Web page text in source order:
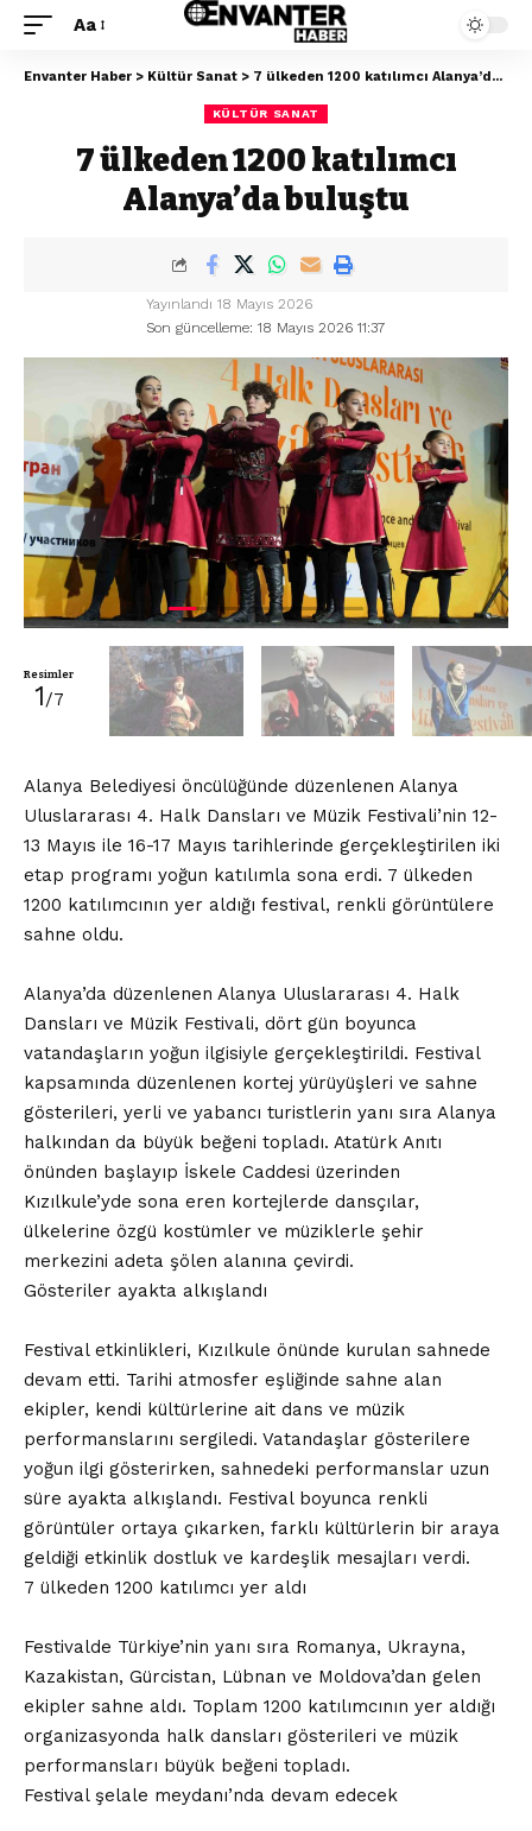
Aa
Envanter Haber > Kültür Sanat > 7 ülkeden 1200 katılımcı Alanya’da buluştu
KÜLTÜR SANAT
7 ülkeden 1200 katılımcı
Alanya’da buluştu
Son güncelleme: 18 Mayıs 2026 11:37
Yayınlandı 18 Mayıs 2026
Resimler
1/7
Alanya Belediyesi öncülüğünde düzenlenen Alanya
Uluslararası 4. Halk Dansları ve Müzik Festivali’nin 12-
13 Mayıs ile 16-17 Mayıs tarihlerinde gerçekleştirilen iki
etap programı yoğun katılımla sona erdi. 7 ülkeden
1200 katılımcının yer aldığı festival, renkli görüntülere
sahne oldu.
Alanya’da düzenlenen Alanya Uluslararası 4. Halk
Dansları ve Müzik Festivali, dört gün boyunca
vatandaşların yoğun ilgisiyle gerçekleştirildi. Festival
kapsamında düzenlenen kortej yürüyüşleri ve sahne
gösterileri, yerli ve yabancı turistlerin yanı sıra Alanya
halkından da büyük beğeni topladı. Atatürk Anıtı
önünden başlayıp İskele Caddesi üzerinden
Kızılkule’yde sona eren kortejlerde dansçılar,
ülkelerine özgü kostümler ve müziklerle şehir
merkezini adeta şölen alanına çevirdi.
Gösteriler ayakta alkışlandı
Festival etkinlikleri, Kızılkule önünde kurulan sahnede
devam etti. Tarihi atmosfer eşliğinde sahne alan
ekipler, kendi kültürlerine ait dans ve müzik
performanslarını sergiledi. Vatandaşlar gösterilere
yoğun ilgi gösterirken, sahnedeki performanslar uzun
süre ayakta alkışlandı. Festival boyunca renkli
görüntüler ortaya çıkarken, farklı kültürlerin bir araya
geldiği etkinlik dostluk ve kardeşlik mesajları verdi.
7 ülkeden 1200 katılımcı yer aldı
Festivalde Türkiye’nin yanı sıra Romanya, Ukrayna,
Kazakistan, Gürcistan, Lübnan ve Moldova’dan gelen
ekipler sahne aldı. Toplam 1200 katılımcının yer aldığı
organizasyonda halk dansları gösterileri ve müzik
performansları büyük beğeni topladı.
Festival şelale meydanı’nda devam edecek